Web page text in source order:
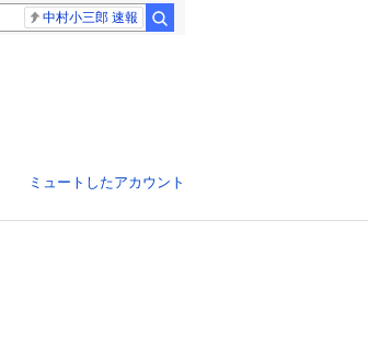
中村小三郎 速報
ミュートしたアカウント